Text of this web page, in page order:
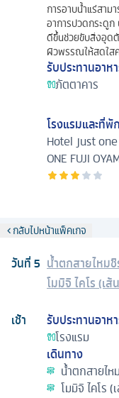
การอาบน้ำแร่สาม
อาการปวดกระดูก
ดีขึ้นช่วยขับสิ่งอุด
ผิวพรรณให้สดใส
รับประทานอาห
ภัตตาคาร
โรงแรมและที่พัก
Hotel just one
ONE FUJI
กลับไปหน้าแพ็คเกจ
วันที่5 น้ำตกสายไหมชิ
โมมิจิ ไคโร (เส้
เช้า
รับประทานอาห
โรงแรม
เดินทาง
น้ำตกสายไห
โมมิจิ ไคโร (